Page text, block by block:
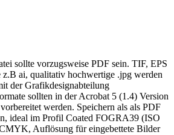
sollte vorzugsweise PDF sein. TIF, EPS
z.B ai, qualitativ hochwertige .jpg werden
der Grafikdesignabteilung
sollten in der Acrobat 5 (1.4) Version
werden. Speichern als als PDF
ideal im Profil Coated FOGRA39 (ISO
Auflösung für eingebettete Bilder